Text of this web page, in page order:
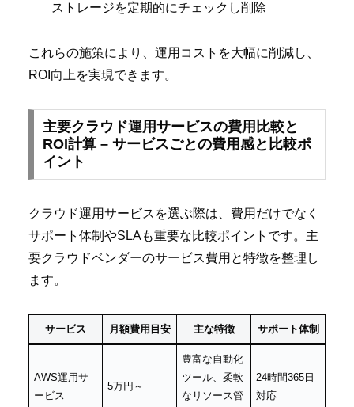
ストレージを定期的にチェックし削除
これらの施策により、運用コストを大幅に削減し、
ROI向上を実現できます。
主要クラウド運用サービスの費用比較と
ROI計算 – サービスごとの費用感と比較ポ
イント
クラウド運用サービスを選ぶ際は、費用だけでなく
サポート体制やSLAも重要な比較ポイントです。主
要クラウドベンダーのサービス費用と特徴を整理し
ます。
サービス 月額費用目安 主な特徴 サポート体制
AWS運用サ
ービス
5万円～
豊富な自動化
ツール、柔軟
なリソース管
24時間365日
対応